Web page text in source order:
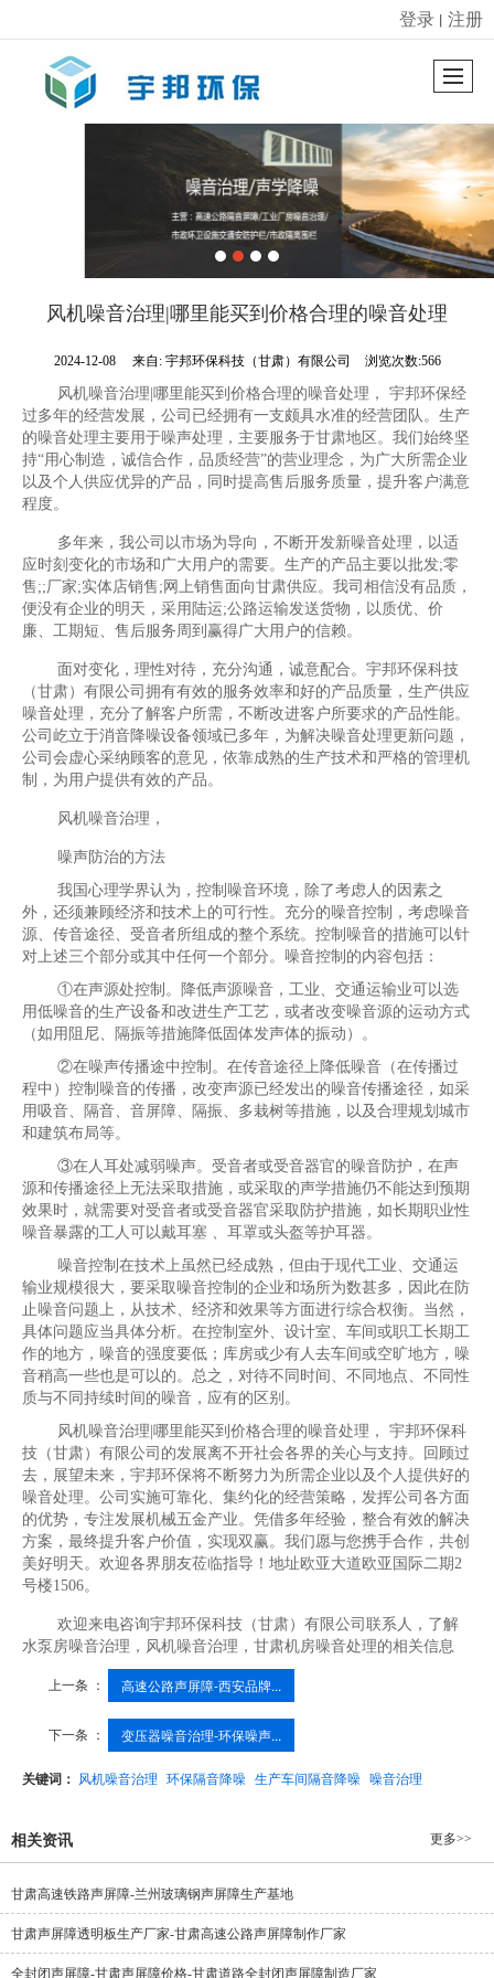
很遗憾，因您的浏览器版本过低导致无法获得最佳浏览体验，推荐下载安装谷歌浏览器！
登录 丨 注册
风机噪音治理|哪里能买到价格合理的噪音处理
2024-12-08 来自: 宇邦环保科技（甘肃）有限公司 浏览次数:566
风机噪音治理|哪里能买到价格合理的噪音处理， 宇邦环保经
过多年的经营发展，公司已经拥有一支颇具水准的经营团队。生产
的噪音处理主要用于噪声处理，主要服务于甘肃地区。我们始终坚
持“用心制造，诚信合作，品质经营”的营业理念，为广大所需企业
以及个人供应优异的产品，同时提高售后服务质量，提升客户满意
程度。
多年来，我公司以市场为导向，不断开发新噪音处理，以适
应时刻变化的市场和广大用户的需要。生产的产品主要以批发;零
售;;厂家;实体店销售;网上销售面向甘肃供应。我司相信没有品质，
便没有企业的明天，采用陆运;公路运输发送货物，以质优、价
廉、工期短、售后服务周到赢得广大用户的信赖。
面对变化，理性对待，充分沟通，诚意配合。宇邦环保科技
（甘肃）有限公司拥有有效的服务效率和好的产品质量，生产供应
噪音处理，充分了解客户所需，不断改进客户所要求的产品性能。
公司屹立于消音降噪设备领域已多年，为解决噪音处理更新问题，
公司会虚心采纳顾客的意见，依靠成熟的生产技术和严格的管理机
制，为用户提供有效的产品。
风机噪音治理，
噪声防治的方法
我国心理学界认为，控制噪音环境，除了考虑人的因素之
外，还须兼顾经济和技术上的可行性。充分的噪音控制，考虑噪音
源、传音途径、受音者所组成的整个系统。控制噪音的措施可以针
对上述三个部分或其中任何一个部分。噪音控制的内容包括：
①在声源处控制。降低声源噪音，工业、交通运输业可以选
用低噪音的生产设备和改进生产工艺，或者改变噪音源的运动方式
（如用阻尼、隔振等措施降低固体发声体的振动）。
②在噪声传播途中控制。在传音途径上降低噪音（在传播过
程中）控制噪音的传播，改变声源已经发出的噪音传播途径，如采
用吸音、隔音、音屏障、隔振、多栽树等措施，以及合理规划城市
和建筑布局等。
③在人耳处减弱噪声。受音者或受音器官的噪音防护，在声
源和传播途径上无法采取措施，或采取的声学措施仍不能达到预期
效果时，就需要对受音者或受音器官采取防护措施，如长期职业性
噪音暴露的工人可以戴耳塞 、耳罩或头盔等护耳器。
噪音控制在技术上虽然已经成熟，但由于现代工业、交通运
输业规模很大，要采取噪音控制的企业和场所为数甚多，因此在防
止噪音问题上，从技术、经济和效果等方面进行综合权衡。当然，
具体问题应当具体分析。在控制室外、设计室、车间或职工长期工
作的地方，噪音的强度要低；库房或少有人去车间或空旷地方，噪
音稍高一些也是可以的。总之，对待不同时间、不同地点、不同性
质与不同持续时间的噪音，应有的区别。
风机噪音治理|哪里能买到价格合理的噪音处理， 宇邦环保科
技（甘肃）有限公司的发展离不开社会各界的关心与支持。回顾过
去，展望未来，宇邦环保将不断努力为所需企业以及个人提供好的
噪音处理。公司实施可靠化、集约化的经营策略，发挥公司各方面
的优势，专注发展机械五金产业。凭借多年经验，整合有效的解决
方案，最终提升客户价值，实现双赢。我们愿与您携手合作，共创
美好明天。欢迎各界朋友莅临指导！地址欧亚大道欧亚国际二期2
号楼1506。
欢迎来电咨询宇邦环保科技（甘肃）有限公司联系人，了解
水泵房噪音治理，风机噪音治理，甘肃机房噪音处理的相关信息
上一条 ： 高速公路声屏障-西安品牌...
下一条 ： 变压器噪音治理-环保噪声...
关键词： 风机噪音治理 环保隔音降噪 生产车间隔音降噪 噪音治理
相关资讯 更多>>
甘肃高速铁路声屏障-兰州玻璃钢声屏障生产基地
甘肃声屏障透明板生产厂家-甘肃高速公路声屏障制作厂家
全封闭声屏障-甘肃声屏障价格-甘肃道路全封闭声屏障制造厂家